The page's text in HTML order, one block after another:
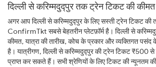
दिल्ली से करिम्मदुद्पुर तक ट्रेन टिकट की कीमत
अगर आप दिल्ली से करिम्मदुद्पुर के लिए सस्ती ट्रेन टिकट की
ConfirmTkt सबसे बेहतरीन प्लेटफ़ॉर्म है। दिल्ली से
कीमत, यात्रा की तारीख, कोच के प्रकार और व्यक्तिगत पसंद
है। यात्रीगण, दिल्ली से करिम्मदुद्पुर की ट्रेन टिकट ₹500
प्राप्त कर सकते हैं। सभी श्रेणियों के लिए टिकट की न्यूनतम